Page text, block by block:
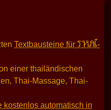
Textbausteine für THAI-
einer thailändischen
Thai-Massage, Thai-
kostenlos automatisch in